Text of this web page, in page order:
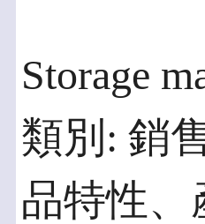
Storage
類別: 銷
品特性、